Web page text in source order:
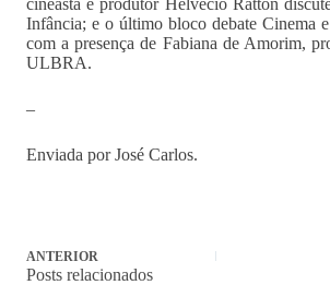
cineasta e produtor Helvécio Ratton
Infância; e o último bloco debate Cinema
com a presença de Fabiana de Amorim,
ULBRA.
–
Enviada por José Carlos.
ANTERIOR
Posts relacionados